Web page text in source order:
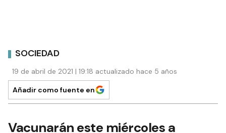
SOCIEDAD
19 de abril de 2021 | 19:18 actualizado hace 5 años
Añadir como fuente en
Vacunarán este miércoles a